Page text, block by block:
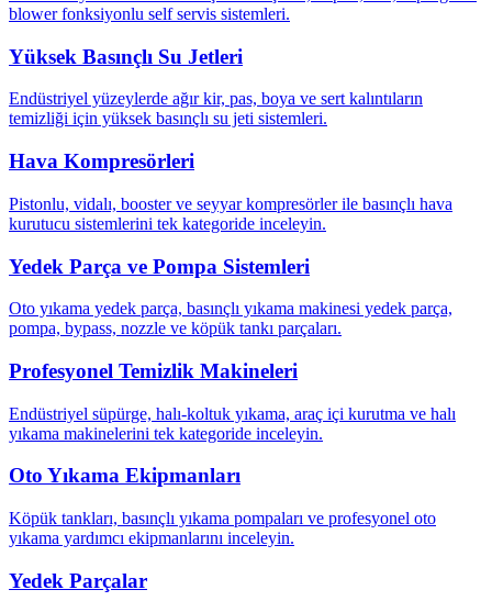
blower fonksiyonlu self servis sistemleri.
Yüksek Basınçlı Su Jetleri
Endüstriyel yüzeylerde ağır kir, pas, boya ve sert kalıntıların
temizliği için yüksek basınçlı su jeti sistemleri.
Hava Kompresörleri
Pistonlu, vidalı, booster ve seyyar kompresörler ile basınçlı hava
kurutucu sistemlerini tek kategoride inceleyin.
Yedek Parça ve Pompa Sistemleri
Oto yıkama yedek parça, basınçlı yıkama makinesi yedek parça,
pompa, bypass, nozzle ve köpük tankı parçaları.
Profesyonel Temizlik Makineleri
Endüstriyel süpürge, halı-koltuk yıkama, araç içi kurutma ve halı
yıkama makinelerini tek kategoride inceleyin.
Oto Yıkama Ekipmanları
Köpük tankları, basınçlı yıkama pompaları ve profesyonel oto
yıkama yardımcı ekipmanlarını inceleyin.
Yedek Parçalar